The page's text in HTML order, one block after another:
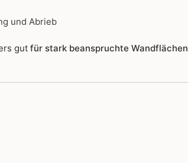
und Abrieb
gut für stark beanspruchte Wandflächen